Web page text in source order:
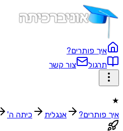
איך פותרים?
תרגול
צור קשר
★
איך פותרים?
אנגלית כיתה ה'